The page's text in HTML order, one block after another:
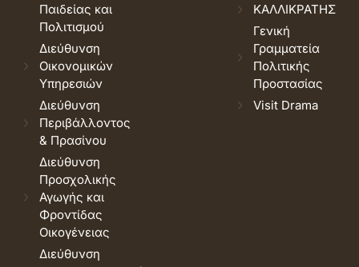
Παιδείας και
Πολιτισμού
Διεύθυνση
Οικονομικών
Υπηρεσιών
Διεύθυνση
Περιβάλλοντος
& Πρασίνου
Διεύθυνση
Προσχολικής
Αγωγής και
Φροντίδας
Οικογένειας
Διεύθυνση
ΚΑΛΛΙΚΡΑΤΗΣ
Γενική
Γραμματεία
Πολιτικής
Προστασίας
Visit Drama